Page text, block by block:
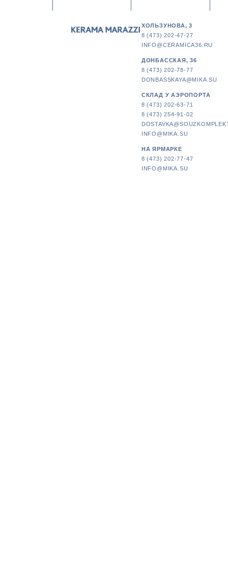
ХОЛЬЗУНОВА, 3
8 (473) 202-47-27
INFO@CERAMICA36.RU
ДОНБАССКАЯ, 36
8 (473) 202-78-77
DONBASSKAYA@MIKA.SU
СКЛАД У АЭРОПОРТА
8 (473) 202-63-71
8 (473) 254-91-02
INFO@MIKA.SU
НА ЯРМАРКЕ
8 (473) 202-77-47
INFO@MIKA.SU